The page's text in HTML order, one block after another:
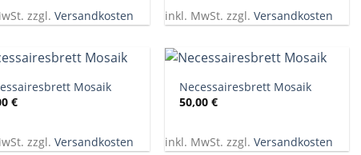
zzgl. Versandkosten inkl. MwSt. zzgl.Versandkosten
Mosaik
€
zzgl. Versandkosten
+
Necessairesbrett Mosaik
50,00 €
inkl. MwSt. zzgl.Versandkosten